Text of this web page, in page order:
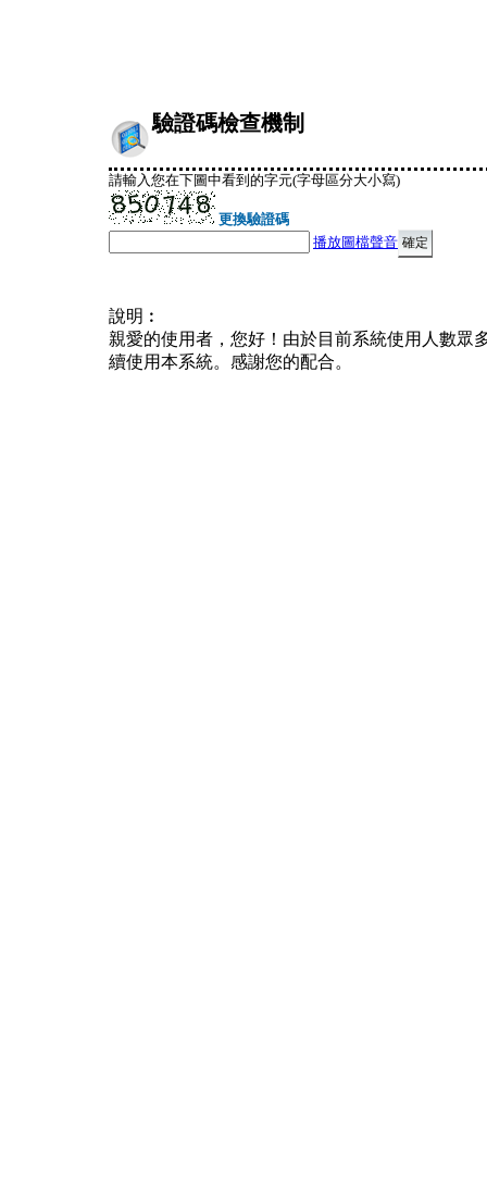
驗證碼檢查機制
請輸入您在下圖中看到的字元(字母區分大小寫)
更換驗證碼
播放圖檔聲音
說明︰
親愛的使用者，您好！由於目前系統使用人數眾
續使用本系統。感謝您的配合。